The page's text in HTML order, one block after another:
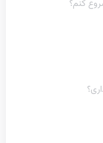
کنم؟